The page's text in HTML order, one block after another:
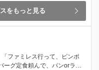
をもっと見る
ファミレス行って、ピンポ
ーグ定食頼んで、パンorラ…